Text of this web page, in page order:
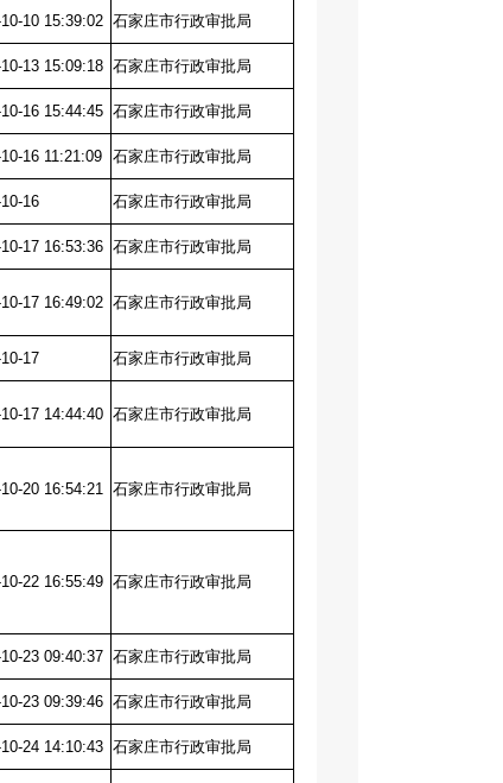
10 15:39:02 石家庄市行政审批局
13 15:09:18 石家庄市行政审批局
16 15:44:45 石家庄市行政审批局
16 11:21:09
石家庄市行政审批局
16
石家庄市行政审批局
17 16:53:36 石家庄市行政审批局
17 16:49:02 石家庄市行政审批局
17 石家庄市行政审批局
17 14:44:40 石家庄市行政审批局
20 16:54:21 石家庄市行政审批局
22 16:55:49 石家庄市行政审批局
23 09:40:37 石家庄市行政审批局
23 09:39:46 石家庄市行政审批局
24 14:10:43 石家庄市行政审批局